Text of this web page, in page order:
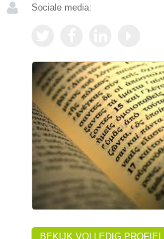
Sociale media:
BEKIJK VOLLEDIG PROFIEL